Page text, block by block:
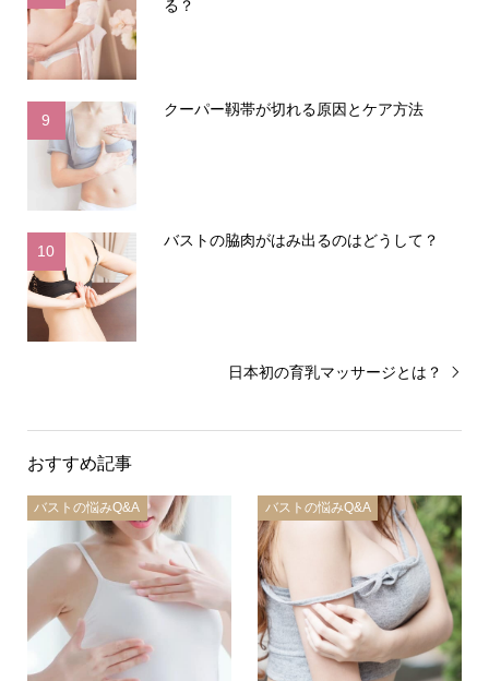
る？
9
クーパー靱帯が切れる原因とケア方法
10
バストの脇肉がはみ出るのはどうして？
日本初の育乳マッサージとは？
おすすめ記事
バストの悩みQ&A バストの悩みQ&A